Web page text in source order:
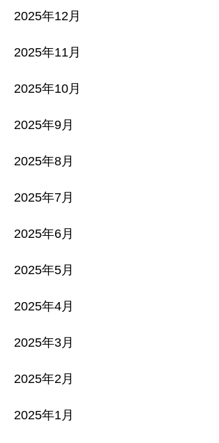
2025年12月
2025年11月
2025年10月
2025年9月
2025年8月
2025年7月
2025年6月
2025年5月
2025年4月
2025年3月
2025年2月
2025年1月